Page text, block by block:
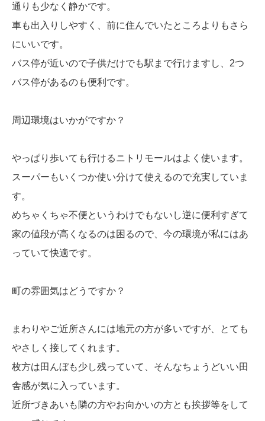
通りも少なく静かです。
車も出入りしやすく、前に住んでいたところよりもさら
にいいです。
バス停が近いので子供だけでも駅まで行けますし、2つ
バス停があるのも便利です。
周辺環境はいかがですか？
やっぱり歩いても行けるニトリモールはよく使います。
スーパーもいくつか使い分けて使えるので充実していま
す。
めちゃくちゃ不便というわけでもないし逆に便利すぎて
家の値段が高くなるのは困るので、今の環境が私にはあ
っていて快適です。
町の雰囲気はどうですか？
まわりやご近所さんには地元の方が多いですが、とても
やさしく接してくれます。
枚方は田んぼも少し残っていて、そんなちょうどいい田
舎感が気に入っています。
近所づきあいも隣の方やお向かいの方とも挨拶等をして